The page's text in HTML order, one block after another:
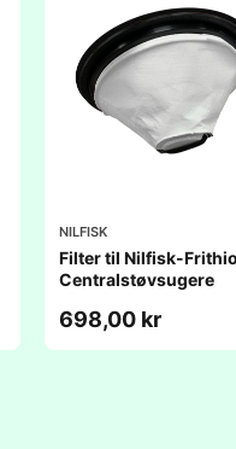
NILFISK
Filter til Nilfisk-
Centralstøvsugere
698,00 kr